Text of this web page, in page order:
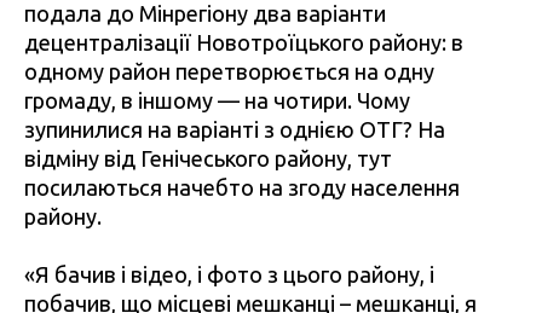
подала до Мінрегіону два варіанти
децентралізації Новотроїцького району: в
одному район перетворюється на одну
громаду, в іншому — на чотири. Чому
зупинилися на варіанті з однією ОТГ? На
відміну від Генічеського району, тут
посилаються начебто на згоду населення
району.
«Я бачив і відео, і фото з цього району, і
побачив, що місцеві мешканці – мешканці, я